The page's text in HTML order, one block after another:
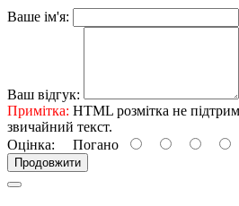
Ваше ім'я:
Ваш відгук:
Примітка: HTML розмітка не
звичайний текст.
Оцінка: Погано
Продовжити